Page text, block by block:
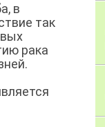
в
так
рака